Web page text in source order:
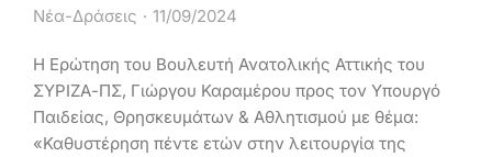
Νέα-Δράσεις 11/09/2024
Η Ερώτηση του Βουλευτή Ανατολικής Αττικής του
ΣΥΡΙΖΑ-ΠΣ, Γιώργου Καραμέρου προς τον Υπουργό
Παιδείας, Θρησκευμάτων & Αθλητισμού με θέμα:
«Καθυστέρηση πέντε ετών στην λειτουργία της